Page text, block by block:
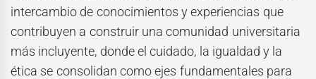
intercambio de conocimientos y experiencias que
contribuyen a construir una comunidad universitaria
más incluyente, donde el cuidado, la igualdad y la
ética se consolidan como ejes fundamentales para